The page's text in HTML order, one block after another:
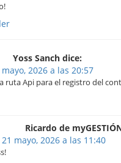
Yoss Sanch dice:
2026 a las 20:57
ruta Api para el registro del
Ricardo de
mayo, 2026 a las 11:40